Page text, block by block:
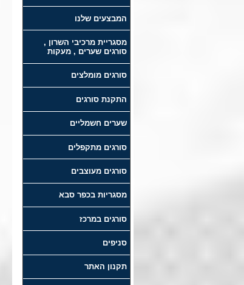
המבצעים שלנו
מסגריית מרכיבי השרון ,
סורגים שערים , מעקות
סורגים מומלצים
התקנת סורגים
שערים חשמליים
סורגים מתקפלים
סורגים מעוצבים
מסגריות בכפר סבא
סורגים במרכז
סניפים
תקנון האתר